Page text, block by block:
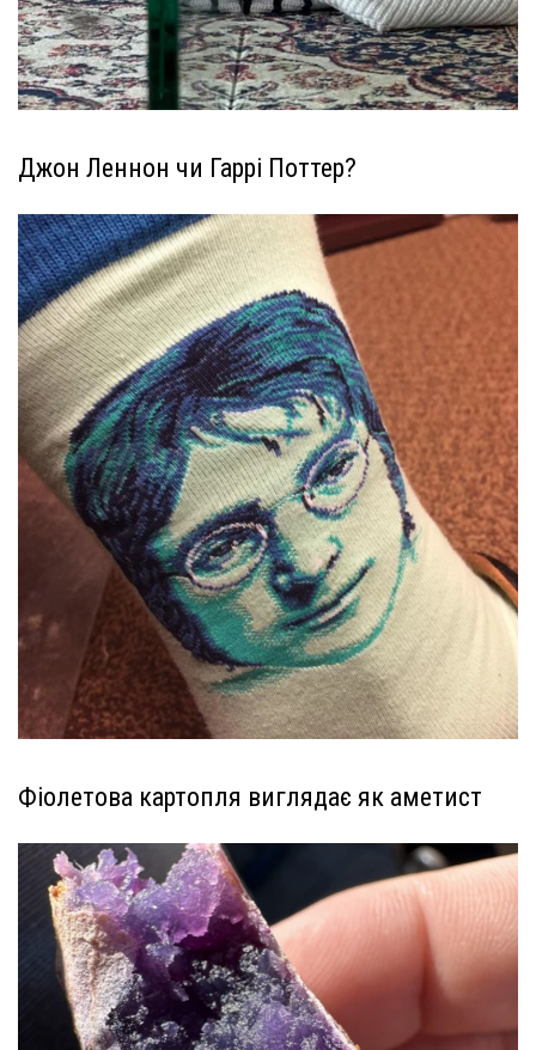
Джон Леннон чи Гаррі Поттер?
Фіолетова картопля виглядає як аметист